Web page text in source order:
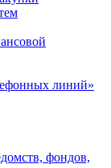
линий»
фондов,